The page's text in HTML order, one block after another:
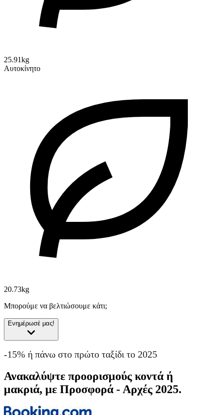
25.91kg
Αυτοκίνητο
20.73kg
Μπορούμε να βελτιώσουμε κάτι;
Ενημέρωσέ μας!
-15% ή πάνω στο πρώτο ταξίδι το 2025
Ανακαλύψτε προορισμούς κοντά ή
μακριά, με Προσφορά - Αρχές 2025.